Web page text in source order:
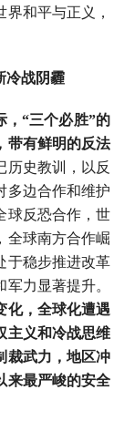
和平与正义，
冷战阴霾
，“三个必胜”的
带有鲜明的反法
历史教训，以反
多边合作和维护
球反恐合作，世
全球南方合作崛
于稳步推进改革
力显著提升。
化，全球化遭遇
主义和冷战思维
裁武力，地区冲
来最严峻的安全